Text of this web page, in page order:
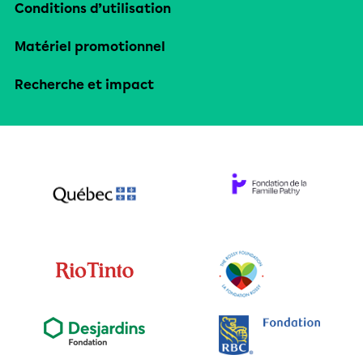
Conditions d’utilisation
Matériel promotionnel
Recherche et impact